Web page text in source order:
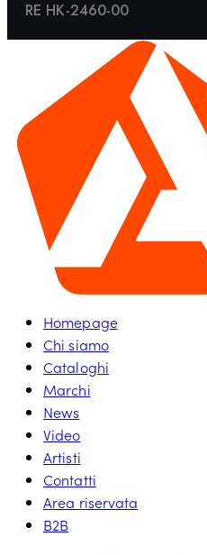
RE HK-2460-00
Homepage
Chi siamo
Cataloghi
Marchi
News
Video
Artisti
Contatti
Area riservata
B2B